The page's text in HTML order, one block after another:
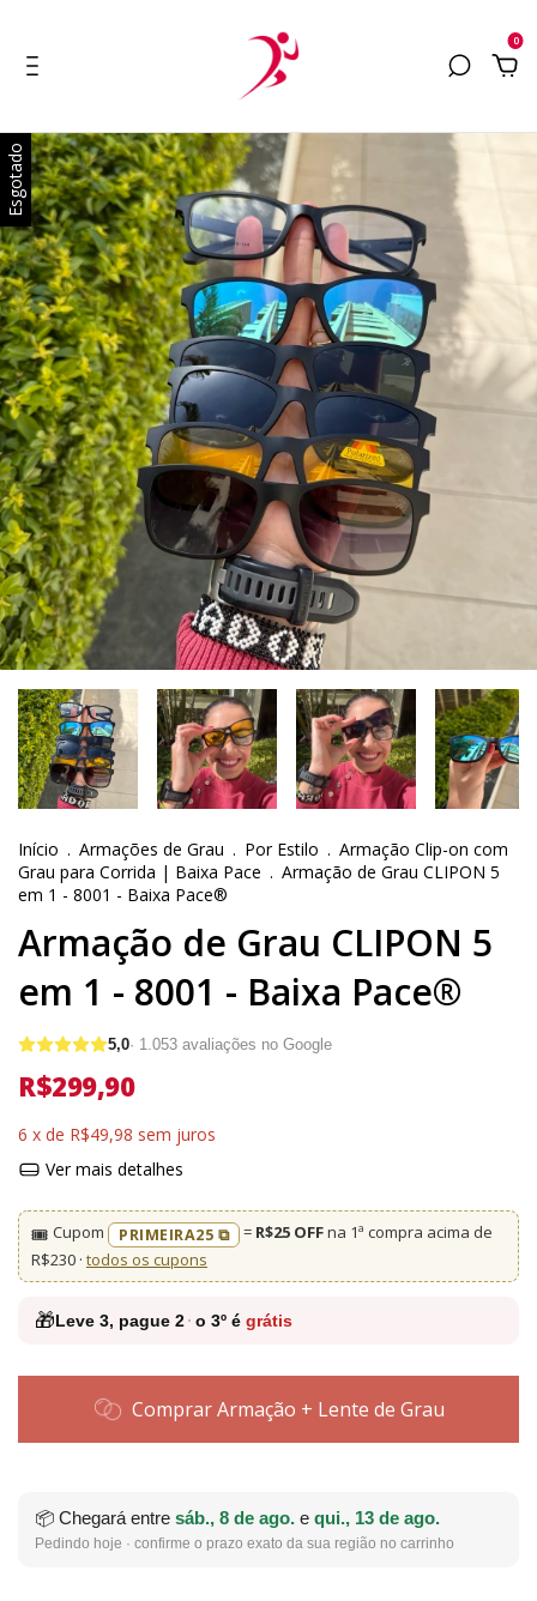
0
Esgotado
Início . Armações de Grau . Por Estilo . Armação Clip-on com
Grau para Corrida | Baixa Pace . Armação de Grau CLIPON 5
em 1 - 8001 - Baixa Pace®
Armação de Grau CLIPON 5
em 1 - 8001 - Baixa Pace®
5,0· 1.053 avaliações no Google
R$299,90
6 x de R$49,98 sem juros
Ver mais detalhes
🎟️ Cupom PRIMEIRA25 ⧉ = R$25 OFFna 1ª compra acima de
R$230 · todos os cupons
🎁Leve 3, pague 2· o 3º é grátis
Comprar Armação + Lente de Grau
📦 Chegará entre sáb., 8 de ago. e qui., 13 de ago.
Pedindo hoje · confirme o prazo exato da sua região no carrinho